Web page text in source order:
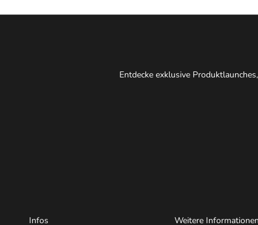
Entdecke exklusive
Infos Weitere Informationen